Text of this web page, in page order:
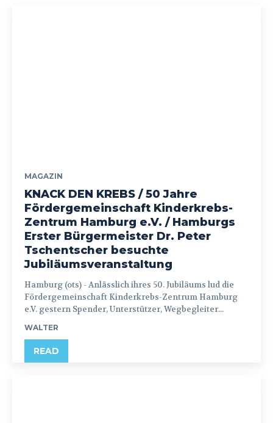
MAGAZIN
KNACK DEN KREBS / 50 Jahre
Fördergemeinschaft Kinderkrebs-
Zentrum Hamburg e.V. / Hamburgs
Erster Bürgermeister Dr. Peter
Tschentscher besuchte
Jubiläumsveranstaltung
Hamburg (ots) - Anlässlich ihres 50. Jubiläums lud die
Fördergemeinschaft Kinderkrebs-Zentrum Hamburg
e.V. gestern Spender, Unterstützer, Wegbegleiter...
WALTER
READ